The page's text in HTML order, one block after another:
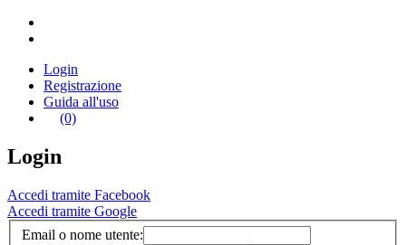
Login
Registrazione
Guida all'uso
(0)
Login
Accedi tramite Facebook
Accedi tramite Google
Email o nome utente: